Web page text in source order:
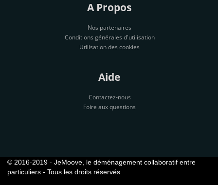
A Propos
Nos partenaires
Conditions générales d'utilisation
Utilisation des cookies
Aide
Contactez-nous
Foire aux questions
© 2016-2019 - JeMoove, le déménagement collaboratif entre
particuliers - Tous les droits réservés